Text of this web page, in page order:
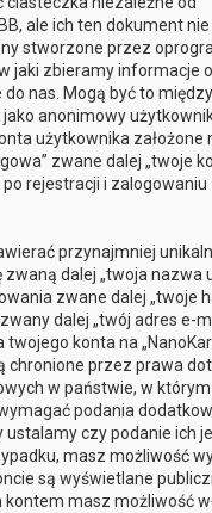
ale ich ten dokument
stworzone przez
jaki zbieramy informacje
do nas. Mogą być to
anonimowy
użytkownika założone
zwane dalej „twoje
rejestracji i zalogowaniu
przynajmniej
dalej „twoja nazwa
zwane dalej „twoje
dalej „twój adres e-
twojego konta na
chronione przez prawa
w państwie, w
podania
ustalamy czy podanie ich
masz możliwość
są wyświetlane
masz możliwość